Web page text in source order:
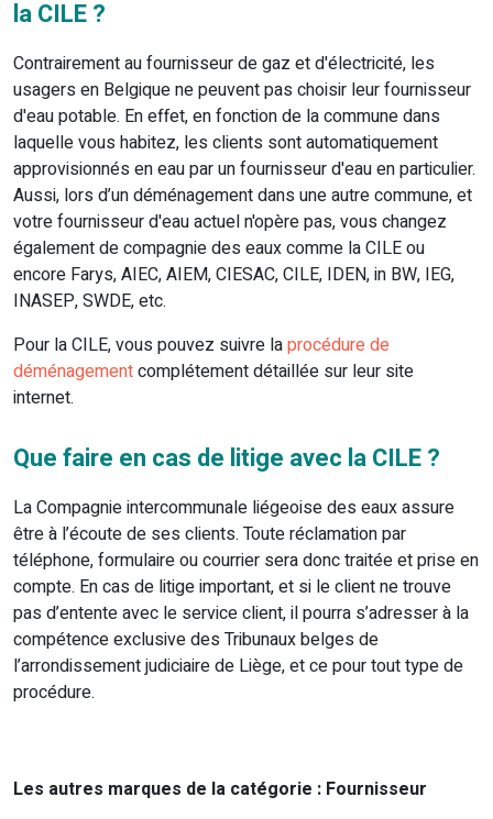
la CILE ?
Contrairement au fournisseur de gaz et d'électricité, les
usagers en Belgique ne peuvent pas choisir leur fournisseur
d'eau potable. En effet, en fonction de la commune dans
laquelle vous habitez, les clients sont automatiquement
approvisionnés en eau par un fournisseur d'eau en particulier.
Aussi, lors d’un déménagement dans une autre commune, et
votre fournisseur d'eau actuel n'opère pas, vous changez
également de compagnie des eaux comme la CILE ou
encore Farys, AIEC, AIEM, CIESAC, CILE, IDEN, in BW, IEG,
INASEP, SWDE, etc.
Pour la CILE, vous pouvez suivre laprocédure de
déménagementcomplétement détaillée sur leur site
internet.
Que faire en cas de litige avec la CILE ?
La Compagnie intercommunale liégeoise des eaux assure
être à l’écoute de ses clients. Toute réclamation par
téléphone, formulaire ou courrier sera donc traitée et prise en
compte. En cas de litige important, et si le client ne trouve
pas d’entente avec le service client, il pourra s’adresser à la
compétence exclusive des Tribunaux belges de
l’arrondissement judiciaire de Liège, et ce pour tout type de
procédure.
Les autres marques de la catégorie : Fournisseur